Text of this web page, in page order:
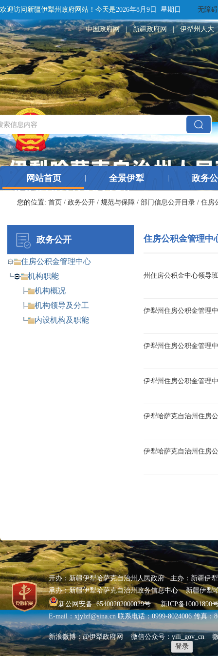
欢迎访问新疆伊犁州政府网站！ 今天是2026年8月9日 星期日
登录
无障碍
中国政府网 | 新疆政府网 | 伊犁州人大
网站首页 全景伊犁 政务
您的位置: 首页 / 政务公开 / 规范与保障 / 部门信息公开目录 / 住房
政务公开
住房公积金管理中心
机构职能
机构概况
机构领导及分工
内设机构及职能
住房公积金管理中
州住房公积金中心领导
伊犁州住房公积金管理
伊犁州住房公积金管理
伊犁州住房公积金管理
伊犁哈萨克自治州住房
伊犁哈萨克自治州住房
开办：新疆伊犁哈萨克自治州人民政府 主办：新疆伊
承办：新疆伊犁哈萨克自治州政务信息中心 新疆伊犁
新公网安备 65400202000029号
新ICP备10001890
E-mail：xjylzf@sina.cn 联系电话：0999-8024006 传真
新浪微博：@伊犁政府网 微信公众号：yili_gov_cn